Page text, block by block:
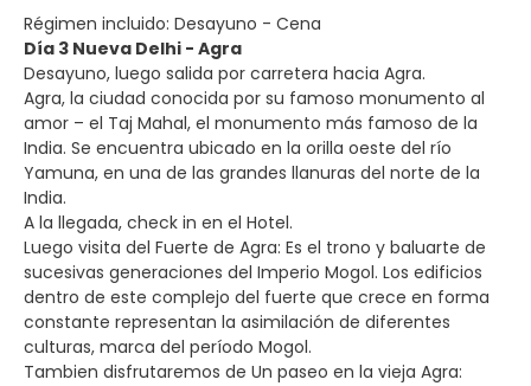
Régimen incluido: Desayuno - Cena
Día 3 Nueva Delhi - Agra
Desayuno, luego salida por carretera hacia Agra.
Agra, la ciudad conocida por su famoso monumento al
amor – el Taj Mahal, el monumento más famoso de la
India. Se encuentra ubicado en la orilla oeste del río
Yamuna, en una de las grandes llanuras del norte de la
India.
A la llegada, check in en el Hotel.
Luego visita del Fuerte de Agra: Es el trono y baluarte de
sucesivas generaciones del Imperio Mogol. Los edificios
dentro de este complejo del fuerte que crece en forma
constante representan la asimilación de diferentes
culturas, marca del período Mogol.
Tambien disfrutaremos de Un paseo en la vieja Agra: